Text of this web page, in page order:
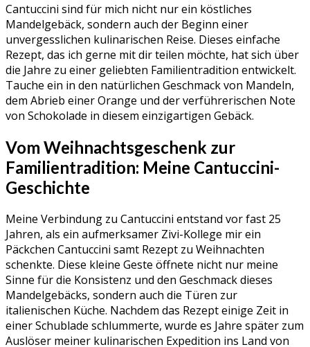
Cantuccini sind für mich nicht nur ein köstliches
Mandelgebäck, sondern auch der Beginn einer
unvergesslichen kulinarischen Reise. Dieses einfache
Rezept, das ich gerne mit dir teilen möchte, hat sich über
die Jahre zu einer geliebten Familientradition entwickelt.
Tauche ein in den natürlichen Geschmack von Mandeln,
dem Abrieb einer Orange und der verführerischen Note
von Schokolade in diesem einzigartigen Gebäck.
Vom Weihnachtsgeschenk zur
Familientradition: Meine Cantuccini-
Geschichte
Meine Verbindung zu Cantuccini entstand vor fast 25
Jahren, als ein aufmerksamer Zivi-Kollege mir ein
Päckchen Cantuccini samt Rezept zu Weihnachten
schenkte. Diese kleine Geste öffnete nicht nur meine
Sinne für die Konsistenz und den Geschmack dieses
Mandelgebäcks, sondern auch die Türen zur
italienischen Küche. Nachdem das Rezept einige Zeit in
einer Schublade schlummerte, wurde es Jahre später zum
Auslöser meiner kulinarischen Expedition ins Land von